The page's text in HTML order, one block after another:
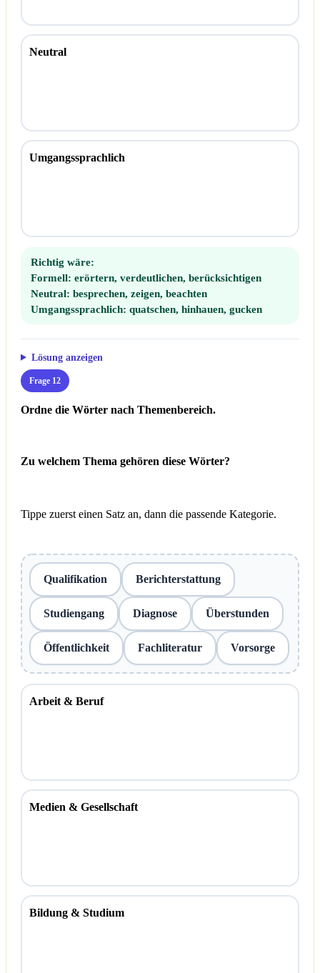
Neutral
Umgangssprachlich
Richtig wäre:
Formell: erörtern, verdeutlichen, berücksichtigen
Neutral: besprechen, zeigen, beachten
Umgangssprachlich: quatschen, hinhauen, gucken
Lösung anzeigen
Frage 12
Ordne die Wörter nach Themenbereich.
Zu welchem Thema gehören diese Wörter?
Tippe zuerst einen Satz an, dann die passende Kategorie.
Qualifikation Berichterstattung
Studiengang Diagnose Überstunden
Öffentlichkeit Fachliteratur Vorsorge
Arbeit & Beruf
Medien & Gesellschaft
Bildung & Studium